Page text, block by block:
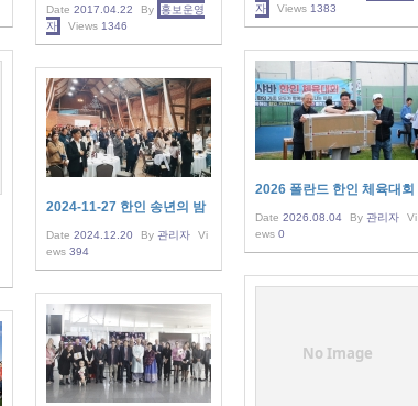
자
Views 1383
Date 2017.04.22 By
홍보운영
자
Views 1346
2026 폴란드 한인 체육대회
Date 2026.08.04 By 관리자
Vi
ews 0
2024-11-27 한인 송년의 밤
Date 2024.12.20 By 관리자
Vi
ews 394
No Image